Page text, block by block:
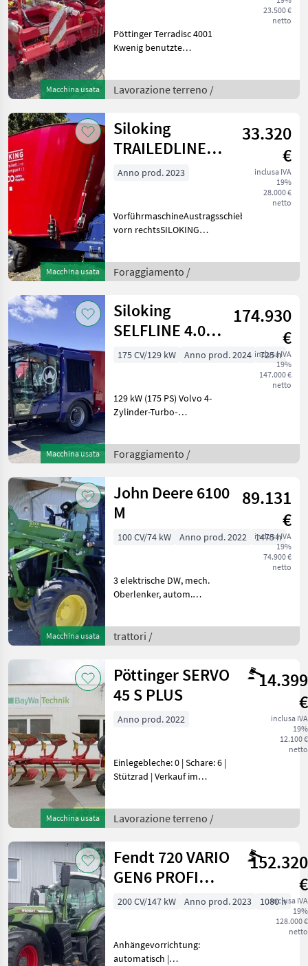
Macchina usata
23.500 €
netto
Pöttinger Terradisc 4001
Kwenig benutzte
Neugerät hat 58cmInkl.
Tegosem
2015-Modelljahr 2016Diese
Ma
Lavorazione terreno /
Macchina usata
Siloking
TRAILEDLINE
CLASSIC
33.320
€
inclusa IVA
19%
28.000 €
netto
Anno prod. 2023
VorführmaschineAustragsschieber
vorn rechtsSILOKING
gehärtete XS-
MesserSchaltgetriebegekanteter
hinte
Foraggiamento /
Macchina usata
Siloking
SELFLINE 4.0
COMPACT 1612-
174.930
€
inclusa IVA
19%
147.000 €
netto
175 CV/129 kW Anno prod. 2024 725 h
129 kW (175 PS) Volvo 4-
Zylinder-Turbo-
VersionKlimaautomatikBereifung
vorn 385/65 R22.53-Punkt-
Bauhöhe und ext
Foraggiamento /
Macchina usata
John Deere 6100
M
89.131
€
inclusa IVA
19%
74.900 €
netto
100 CV/74 kW Anno prod. 2022 1475 h
3 elektrische DW, mech.
Oberlenker, autom.
mit 4 Lastschaltstufen,
keine gef. VA, ohne FKH und
trattori /
Macchina usata
Pöttinger SERVO
45 S PLUS
14.399
€
inclusa IVA
19%
12.100 €
netto
Anno prod. 2022
Einlegebleche: 0 | Schare: 6 |
Stützrad | Verkauf im
Maschine wird am 18.
August 2026 auf www.ab-
Lavorazione terreno /
Fendt 720 VARIO
GEN6 PROFI
PLUS
152.320
€
inclusa IVA
19%
128.000 €
netto
200 CV/147 kW Anno prod. 2023 1080 h
Anhängevorrichtung:
automatisch |